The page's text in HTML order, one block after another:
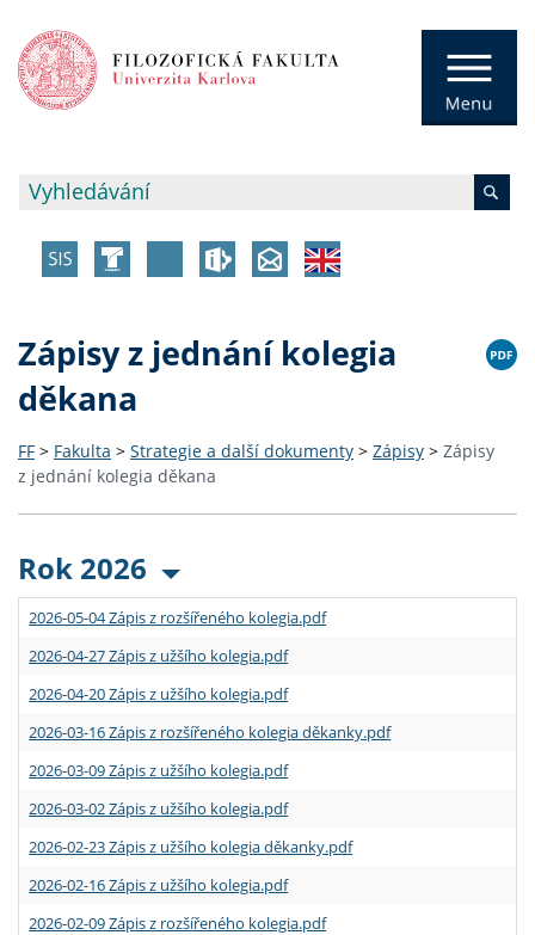
Zápisy z jednání kolegia
děkana
FF > Fakulta > Strategie a další dokumenty > Zápisy > Zápisy
z jednání kolegia děkana
Rok 2026
2026-05-04 Zápis z rozšířeného kolegia.pdf
2026-04-27 Zápis z užšího kolegia.pdf
2026-04-20 Zápis z užšího kolegia.pdf
2026-03-16 Zápis z rozšířeného kolegia děkanky.pdf
2026-03-09 Zápis z užšího kolegia.pdf
2026-03-02 Zápis z užšího kolegia.pdf
2026-02-23 Zápis z užšího kolegia děkanky.pdf
2026-02-16 Zápis z užšího kolegia.pdf
2026-02-09 Zápis z rozšířeného kolegia.pdf